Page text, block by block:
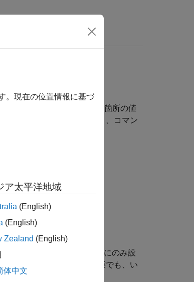
が発生していると思われる箇所の値
ターで対話的に設定したり、コマン
たファイルの実行可能な行にのみ設
ァイル実行中のビジー状態でも、い
。現在の位置情報に基づ
ア太平洋地域
(English)
(English)
Zealand (English)
体中文